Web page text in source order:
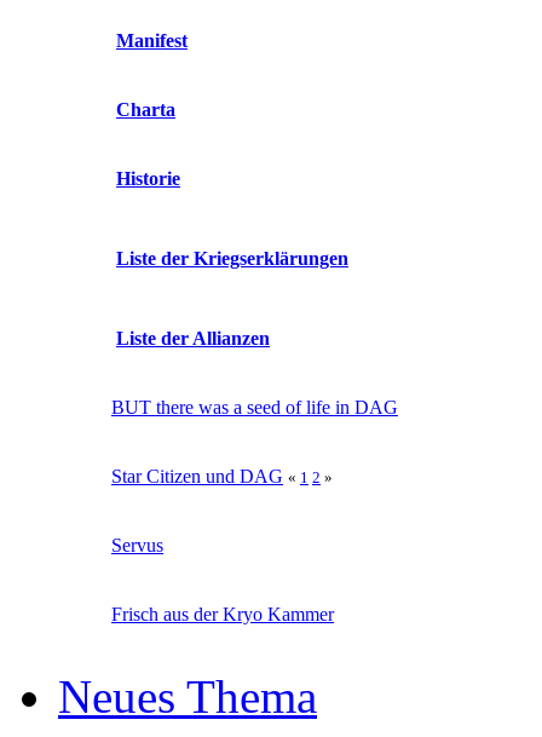
Manifest
Charta
Historie
Liste der Kriegserklärungen
Liste der Allianzen
BUT there was a seed of life in DAG
Star Citizen und DAG « 1 2 »
Servus
Frisch aus der Kryo Kammer
Neues Thema